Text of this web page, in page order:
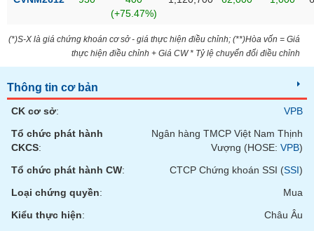
(+75.47%)
(*)S-X là giá chứng khoán cơ sở - giá thực hiện điều chỉnh; (**)Hòa vốn = Giá
thực hiện điều chỉnh + Giá CW * Tỷ lệ chuyển đổi điều chỉnh
Thông tin cơ bản
CK cơ sở:
VPB
Tổ chức phát hành
CKCS:
Ngân hàng TMCP Việt Nam Thịnh
Vượng (HOSE: VPB)
Tổ chức phát hành CW: CTCP Chứng khoán SSI (SSI)
Loại chứng quyền:
Mua
Kiểu thực hiện:
Châu Âu
Sách
Công
cụ
đầu